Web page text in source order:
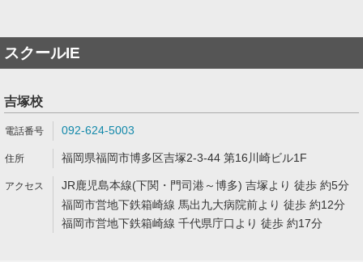
スクールIE
吉塚校
092-624-5003
福岡県福岡市博多区吉塚2-3-44 第16川崎ビル1F
JR鹿児島本線(下関・門司港～博多) 吉塚より 徒歩 約5分
福岡市営地下鉄箱崎線 馬出九大病院前より 徒歩 約12分
福岡市営地下鉄箱崎線 千代県庁口より 徒歩 約17分